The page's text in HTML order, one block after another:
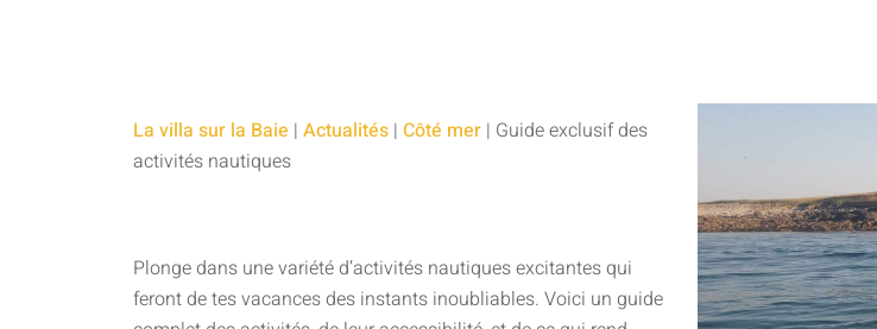
La villa sur la Baie | Actualités | Côté mer | Guide exclusif des
activités nautiques
Plonge dans une variété d’activités nautiques excitantes qui
feront de tes vacances des instants inoubliables. Voici un guide